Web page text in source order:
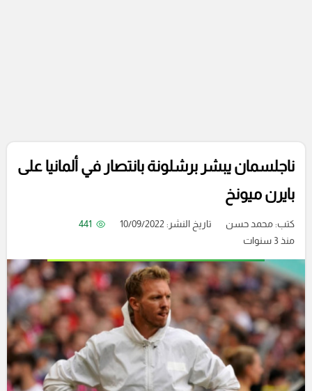
ناجلسمان يبشر برشلونة بانتصار في ألمانيا على
بايرن ميونخ
كتب:محمد حسن تاريخ النشر: 10/09/2022
441
منذ 3 سنوات